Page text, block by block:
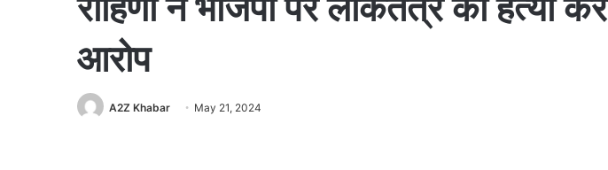
आरोप
A2Z Khabar May 21, 2024